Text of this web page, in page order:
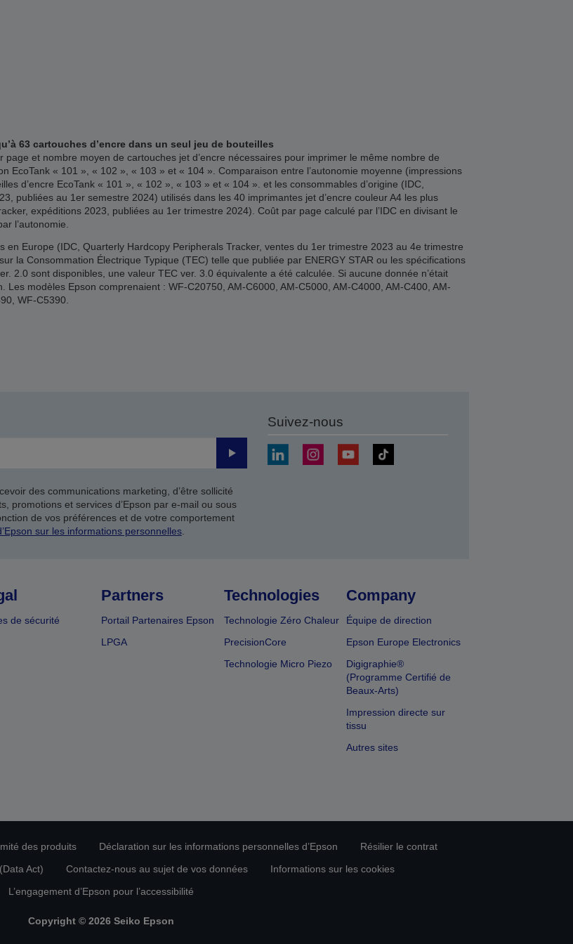
63 cartouches d’encre dans un seul jeu de bouteilles
page et nombre moyen de cartouches jet d’encre nécessaires pour imprimer le même nombre de
EcoTank « 101 », « 102 », « 103 » et « 104 ». Comparaison entre l’autonomie moyenne (impressions
d’encre EcoTank « 101 », « 102 », « 103 » et « 104 ». et les consommables d’origine (IDC,
publiées au 1er semestre 2024) utilisés dans les 40 imprimantes jet d’encre couleur A4 les plus
expéditions 2023, publiées au 1er trimestre 2024). Coût par page calculé par l’IDC en divisant le
l’autonomie.
Europe (IDC, Quarterly Hardcopy Peripherals Tracker, ventes du 1er trimestre 2023 au 4e trimestre
la Consommation Électrique Typique (TEC) telle que publiée par ENERGY STAR ou les spécifications
2.0 sont disponibles, une valeur TEC ver. 3.0 équivalente a été calculée. Si aucune donnée n’était
modèles Epson comprenaient : WF-C20750, AM-C6000, AM-C5000, AM-C4000, AM-C400, AM-
WF-C5390.
Valider
des communications marketing, d’être sollicité
promotions et services d’Epson par e-mail ou sous
de vos préférences et de votre comportement
sur les informations personnelles.
Suivez-nous
de sécurité
Partners
Portail Partenaires Epson
LPGA
Technologies
Technologie Zéro Chaleur
PrecisionCore
Technologie Micro Piezo
Company
Équipe de direction
Epson Europe Electronics
Digigraphie®
(Programme Certifié de
Beaux-Arts)
Impression directe sur
tissu
Autres sites
des produits Déclaration sur les informations personnelles d’Epson
Résilier le contrat
Act)
Contactez-nous au sujet de vos données
Informations sur les cookies
L’engagement d’Epson pour l’accessibilité
Copyright © 2026 Seiko Epson